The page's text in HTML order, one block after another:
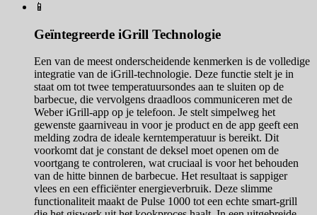
📱
Geïntegreerde iGrill Technologie
Een van de meest onderscheidende kenmerken is de volledige
integratie van de iGrill-technologie. Deze functie stelt je in
staat om tot twee temperatuursondes aan te sluiten op de
barbecue, die vervolgens draadloos communiceren met de
Weber iGrill-app op je telefoon. Je stelt simpelweg het
gewenste gaarniveau in voor je product en de app geeft een
melding zodra de ideale kerntemperatuur is bereikt. Dit
voorkomt dat je constant de deksel moet openen om de
voortgang te controleren, wat cruciaal is voor het behouden
van de hitte binnen de barbecue. Het resultaat is sappiger
vlees en een efficiënter energieverbruik. Deze slimme
functionaliteit maakt de Pulse 1000 tot een echte smart-grill